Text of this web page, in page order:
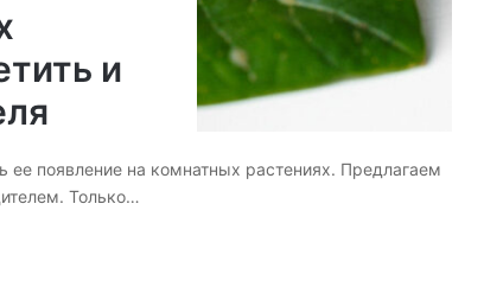
и
ее появление на комнатных растениях. Предлагаем
Только…